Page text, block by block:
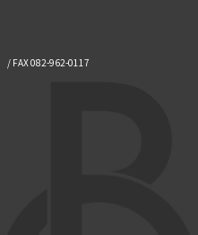
/ FAX 082-962-0117